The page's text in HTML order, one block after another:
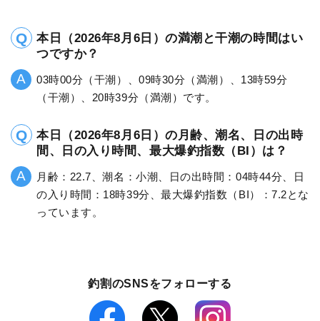
本日（2026年8月6日）の満潮と干潮の時間はい
つですか？
03時00分（干潮）、09時30分（満潮）、13時59分
（干潮）、20時39分（満潮）です。
本日（2026年8月6日）の月齢、潮名、日の出時
間、日の入り時間、最大爆釣指数（BI）は？
月齢：22.7、潮名：小潮、日の出時間：04時44分、日
の入り時間：18時39分、最大爆釣指数（BI）：7.2とな
っています。
釣割のSNSをフォローする